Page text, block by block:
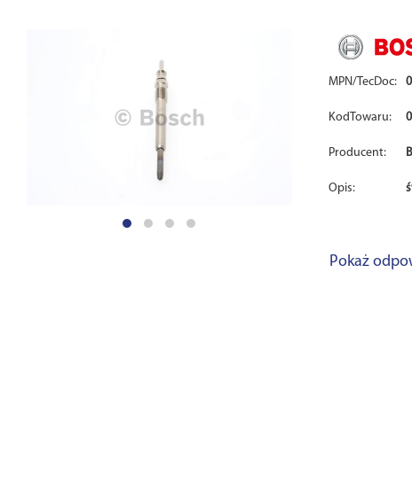
MPN/TecDoc:
KodTowaru:
Producent:
Opis:
Pokaż